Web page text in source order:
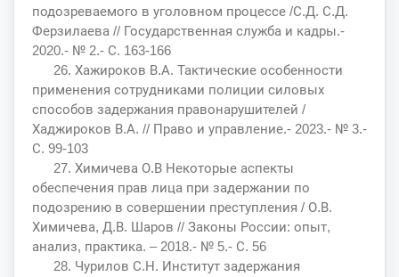
подозреваемого в уголовном процессе /С.Д. С.Д.
Ферзилаева // Государственная служба и кадры.-
2020.- № 2.- С. 163-166
26. Хажироков В.А. Тактические особенности
применения сотрудниками полиции силовых
способов задержания правонарушителей /
Хаджироков В.А. // Право и управление.- 2023.- № 3.-
С. 99-103
27. Химичева О.В Некоторые аспекты
обеспечения прав лица при задержании по
подозрению в совершении преступления / О.В.
Химичева, Д.В. Шаров // Законы России: опыт,
анализ, практика. – 2018.- № 5.- С. 56
28. Чурилов С.Н. Институт задержания